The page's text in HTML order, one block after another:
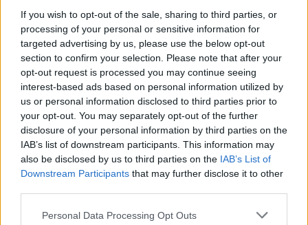
If you wish to opt-out of the sale, sharing to third parties, or
processing of your personal or sensitive information for
targeted advertising by us, please use the below opt-out
section to confirm your selection. Please note that after your
opt-out request is processed you may continue seeing
interest-based ads based on personal information utilized by
us or personal information disclosed to third parties prior to
your opt-out. You may separately opt-out of the further
disclosure of your personal information by third parties on the
IAB’s list of downstream participants. This information may
also be disclosed by us to third parties on the IAB’s List of
Downstream Participants that may further disclose it to other
Please note that this website/app uses one or more Google
Personal Data Processing Opt Outs
címadással - Forrás: Wikipedia)